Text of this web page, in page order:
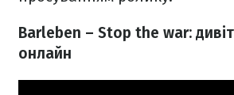
Barleben – Stop the war:
онлайн